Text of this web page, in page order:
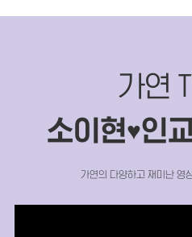
가연
소이현♥인
가연의 다양하고 재미난 영